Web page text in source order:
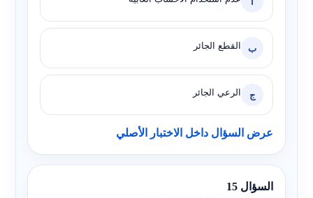
ب القطع الجائر
ج الرعي الجائر
عرض السؤال داخل الاختبار الأصلي
السؤال 15